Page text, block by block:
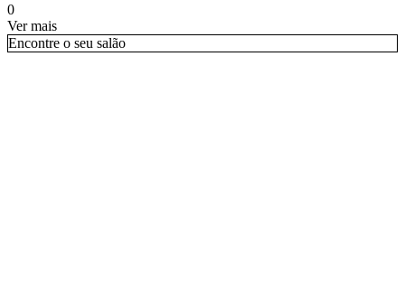
0
Ver mais
Encontre o seu salão